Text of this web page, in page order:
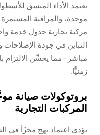
يعتمد الأداء المتسق
موحدة، والمراقبة
مركبة تجارية جدول خدمة
التباين في جودة
مباشر—مما يحسِّن الالتزام
زمنيًّا.
بروتوكولات صيانة
المركبات التجارية
يؤدي اعتماد نهج مجزّأ في